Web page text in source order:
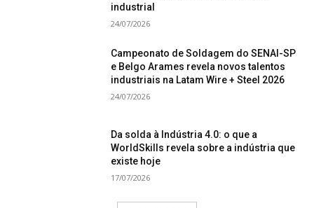
industrial
24/07/2026
Campeonato de Soldagem do SENAI-SP
e Belgo Arames revela novos talentos
industriais na Latam Wire + Steel 2026
24/07/2026
Da solda à Indústria 4.0: o que a
WorldSkills revela sobre a indústria que
existe hoje
17/07/2026